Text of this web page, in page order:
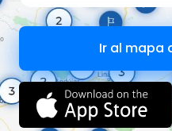
Ir al mapa